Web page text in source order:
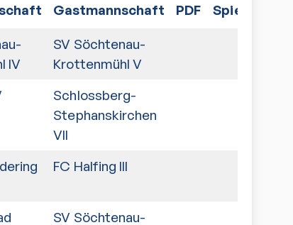
Gastmannschaft PDF Spiele
IV
SV Söchtenau-
Krottenmühl V
Schlossberg-
Stephanskirchen
VII
FC Halfing III
SV Söchtenau-